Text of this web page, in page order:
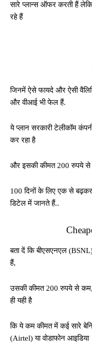
सारे प्लान्स ऑफर करती हैं
रहे हैं
जिनमें ऐसे फायदे और ऐसी
और वीआई भी फेल हैं.
ये प्लान सरकारी टेलीकॉम
कर रहा है
और इसकी कीमत 200 रुपये से
100 दिनों के लिए एक से
डिटेल में जानते हैं..
बता दें कि बीएसएनएल
हैं,
उसकी कीमत 200 रुपये से कम,
ही यही है
कि ये कम कीमत में कई सारे
(Airtel) या वोडाफोन आइडिया